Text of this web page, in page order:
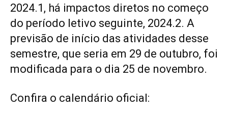
2024.1, há impactos diretos no começo
do período letivo seguinte, 2024.2. A
previsão de início das atividades desse
semestre, que seria em 29 de outubro, foi
modificada para o dia 25 de novembro.
Confira o calendário oficial: